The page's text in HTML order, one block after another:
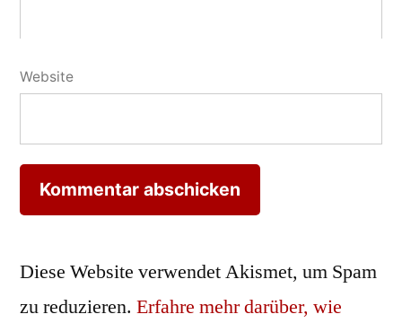
Website
Diese Website verwendet Akismet, um Spam
zu reduzieren. Erfahre mehr darüber, wie